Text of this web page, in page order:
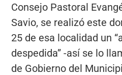
Consejo Pastoral
Savio, se realizó este
25 de esa localidad un
despedida” -así se lo
de Gobierno del